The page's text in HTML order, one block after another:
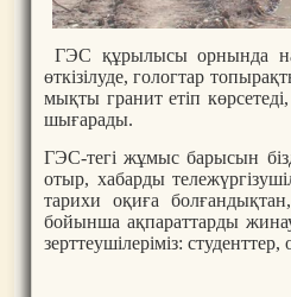
ГЭС құрылысы орнында
өткізілуде, гологтар
мықты гранит етіп
шығарады.
ГЭС-тегі жұмыс барысын
отыр, хабарды
тарихи оқиға
бойынша ақпараттарды
зерттеушілеріміз: